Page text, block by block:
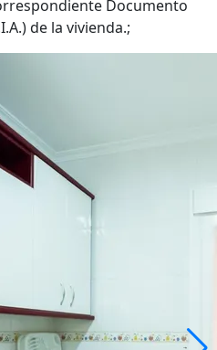
Documento
de la vivienda.;